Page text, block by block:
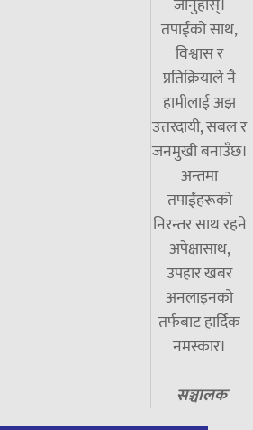
जानुहोस्।
तपाईंको साथ,
विश्वास र
प्रतिक्रियाले नै
हामीलाई अझ
उत्तरदायी, सबल र
जनमुखी बनाउँछ।
अन्तमा
तपाईंहरूको
निरन्तर साथ रहने
अपेक्षासाथ,
उपहार खबर
अनलाइनको
तर्फबाट हार्दिक
नमस्कार।
सञ्चालक